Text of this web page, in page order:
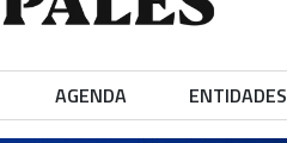
AGENDA ENTIDADES